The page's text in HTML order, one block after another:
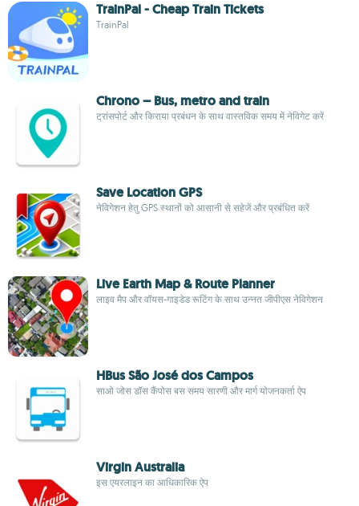
TrainPal - Cheap Train Tickets
TrainPal
Chrono – Bus, metro and train
ट्रांसपोर्ट और किराया प्रबंधन के साथ वास्तविक समय में नेविगेट करें
Save Location GPS
नेविगेशन हेतु GPS स्थानों को आसानी से सहेजें और प्रबंधित करें
Live Earth Map & Route Planner
लाइव मैप और वॉयस-गाइडेड रूटिंग के साथ उन्नत जीपीएस नेविगेशन
HBus São José dos Campos
साओ जोस डॉस कैंपोस बस समय सारणी और मार्ग योजनकर्ता ऐप
Virgin Australia
इस एयरलाइन का आधिकारिक ऐप